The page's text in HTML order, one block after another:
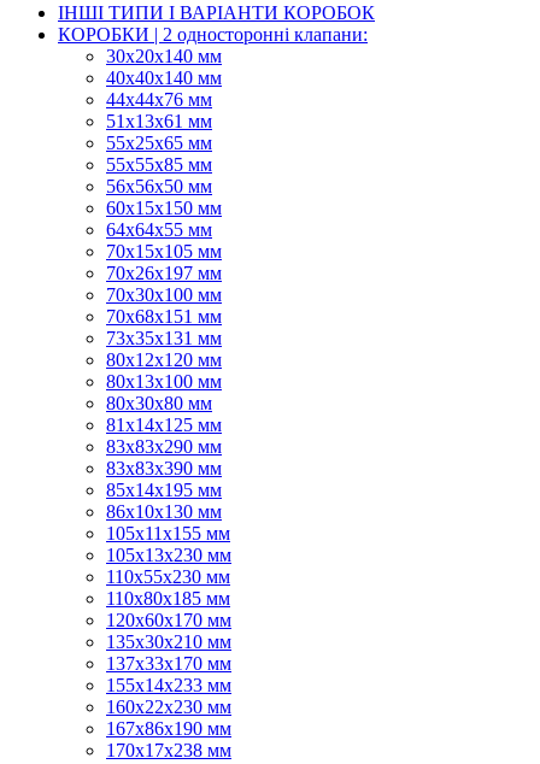
ІНШІ ТИПИ І ВАРІАНТИ КОРОБОК
КОРОБКИ | 2 односторонні клапани:
30x20x140 мм
40x40x140 мм
44х44х76 мм
51x13x61 мм
55х25х65 мм
55х55х85 мм
56х56х50 мм
60х15х150 мм
64х64х55 мм
70х15х105 мм
70х26х197 мм
70х30х100 мм
70х68х151 мм
73х35х131 мм
80х12х120 мм
80х13х100 мм
80х30х80 мм
81х14х125 мм
83х83х290 мм
83х83х390 мм
85х14х195 мм
86х10х130 мм
105х11х155 мм
105х13х230 мм
110х55х230 мм
110х80х185 мм
120х60х170 мм
135х30х210 мм
137х33х170 мм
155х14х233 мм
160х22х230 мм
167х86х190 мм
170х17х238 мм